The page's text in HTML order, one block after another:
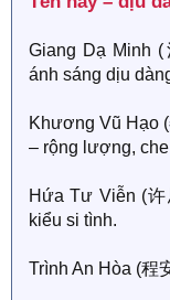
Giang Dạ Minh
ánh sáng dịu
Khương Vũ Hạo
– rộng lượng,
Hứa Tư Viễn (
kiểu si tình.
Trình An Hòa (程